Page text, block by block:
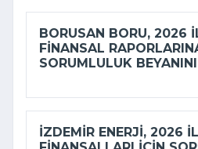
BORUSAN BORU, 2026
FINANSAL
SORUMLULUK
İZDEMİR ENERJI, 2026